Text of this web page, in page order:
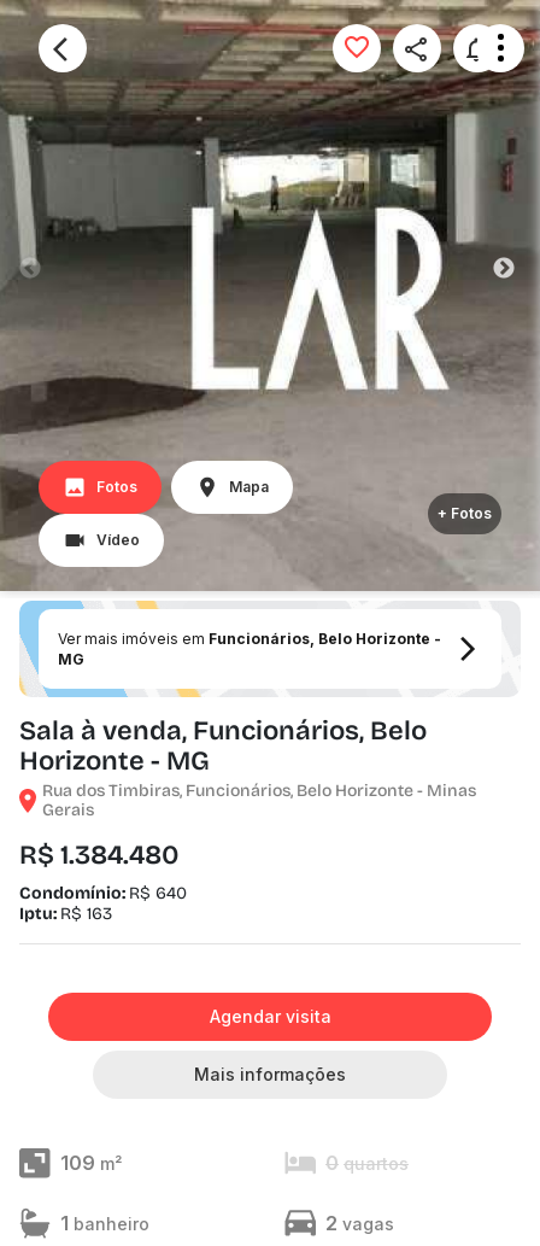
Fotos Mapa
Vídeo
+ Fotos
Ver mais imóveis em Funcionários, Belo Horizonte -
MG
Sala à venda, Funcionários, Belo
Horizonte - MG
Rua dos Timbiras, Funcionários, Belo Horizonte - Minas
Gerais
R$ 1.384.480
Condomínio: R$ 640
Iptu: R$ 163
Agendar visita
Mais informações
109 m² 0 quartos
1 banheiro 2 vagas